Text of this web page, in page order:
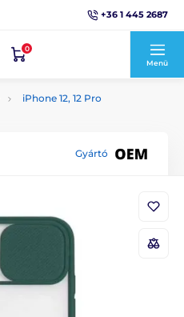
+36 1 445 2687
0
Menü
iPhone 12, 12 Pro
Gyártó